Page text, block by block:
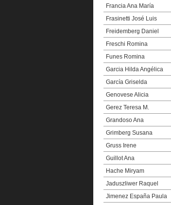
Francia Ana María
Frasinetti José Luis
Freidemberg Daniel
Freschi Romina
Funes Romina
Garcia Hilda Angélica
García Griselda
Genovese Alicia
Gerez Teresa M.
Grandoso Ana
Grimberg Susana
Gruss Irene
Guillot Ana
Hache Miryam
Jaduszliwer Raquel
Jimenez España Paula